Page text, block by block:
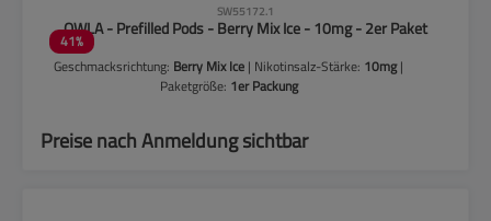
41%
SW55172.1
OWLA - Prefilled Pods - Berry Mix Ice - 10mg - 2er Paket
Geschmacksrichtung: Berry Mix Ice | Nikotinsalz-Stärke: 10mg|
Paketgröße: 1er Packung
Preise nach Anmeldung sichtbar